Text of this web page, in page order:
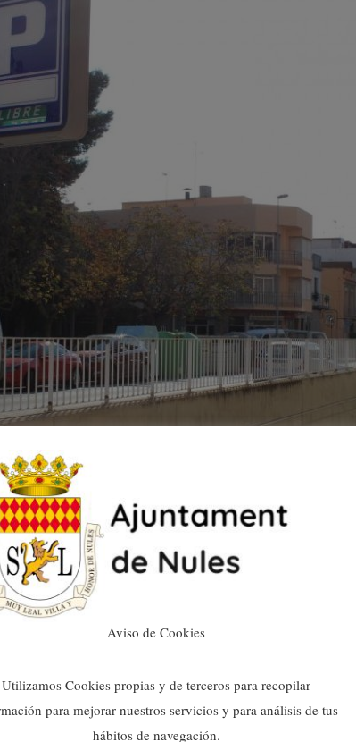
sancionador a la
Aviso de Cookies
Utilizamos Cookies propias y de terceros para recopilar
para mejorar nuestros servicios y para análisis de tus
hábitos de navegación.